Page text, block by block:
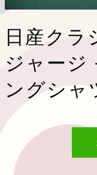
日産クラ
ジャージ
ングシャ